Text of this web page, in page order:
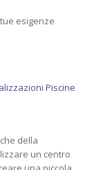
esigenze
Piscine
della
un centro